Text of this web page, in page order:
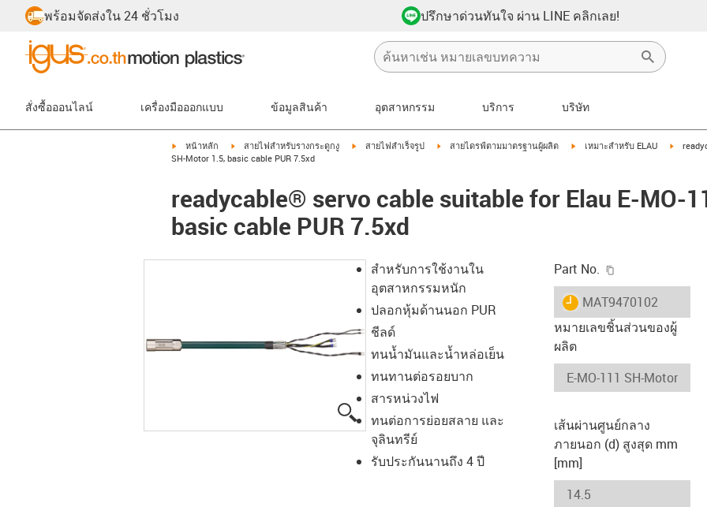
พร้อมจัดส่งใน 24 ชั่วโมง ปรึกษาด่วนทันใจ ผ่าน LINE คลิกเลย!
สั่งซื้อออนไลน์ เครื่องมือออกแบบ ข้อมูลสินค้า อุตสาหกรรม บริการ บริษัท
igus-icon-arrow-right
หน้าหลัก igus-icon-arrow-right
สายไฟสำหรับรางกระดูกงู igus-icon-arrow-right
สายไฟสำเร็จรูป igus-icon-arrow-right
สายไดรฟ์ตามมาตรฐานผู้ผลิต igus-icon-arrow-right
เหมาะสำหรับ ELAU igus-
SH-Motor 1.5, basic cable PUR 7.5xd
readycable® servo cable suitable for Elau E-MO-
basic cable PUR 7.5xd
สำหรับการใช้งานใน
อุตสาหกรรมหนัก
ปลอกหุ้มด้านนอก PUR
ชีลด์
ทนน้ำมันและน้ำหล่อเย็น
ทนทานต่อรอยบาก
สารหน่วงไฟ
ทนต่อการย่อยสลาย และ
จุลินทรีย์
รับประกันนานถึง 4 ปี
Part No.
igus-icon-lieferzeit
MAT9470102
หมายเลขชิ้นส่วนของผู้
ผลิต
เส้นผ่านศูนย์กลาง
ภายนอก (d) สูงสุด mm
[mm]